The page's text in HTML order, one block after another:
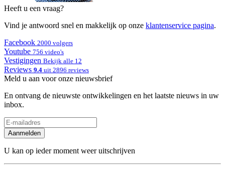
Heeft u een vraag?
Vind je antwoord snel en makkelijk op onze klantenservice pagina.
Facebook 2000 volgers
Youtube 756 video's
Vestigingen Bekijk alle 12
Reviews 9.4 uit 2896 reviews
Meld u aan voor onze nieuwsbrief
En ontvang de nieuwste ontwikkelingen en het laatste nieuws in uw
inbox.
Aanmelden
U kan op ieder moment weer uitschrijven